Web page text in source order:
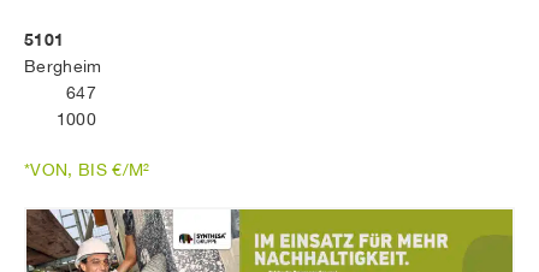
5101
Bergheim
647
1000
*VON, BIS €/M²